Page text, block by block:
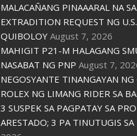
MALACAÑANG PINAAARAL NA
EXTRADITION REQUEST NG
QUIBOLOY August 7, 2026
MAHIGIT P21-M HALAGANG
NASABAT NG PNP August 7,
NEGOSYANTE TINANGAYAN NG
ROLEX NG LIMANG RIDER SA
3 SUSPEK SA PAGPATAY SA
ARESTADO; 3 PA TINUTUGIS SA